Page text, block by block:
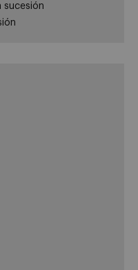
sucesión